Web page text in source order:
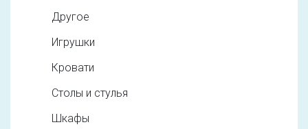
Другое
Игрушки
Кровати
Столы и стулья
Шкафы